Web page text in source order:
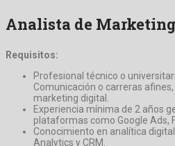
Analista de
Requisitos:
Profesional técnico o
Comunicación o carreras
marketing digital.
Experiencia mínima de 2 años
plataformas como Google Ads,
Conocimiento en analítica
Analytics y CRM.